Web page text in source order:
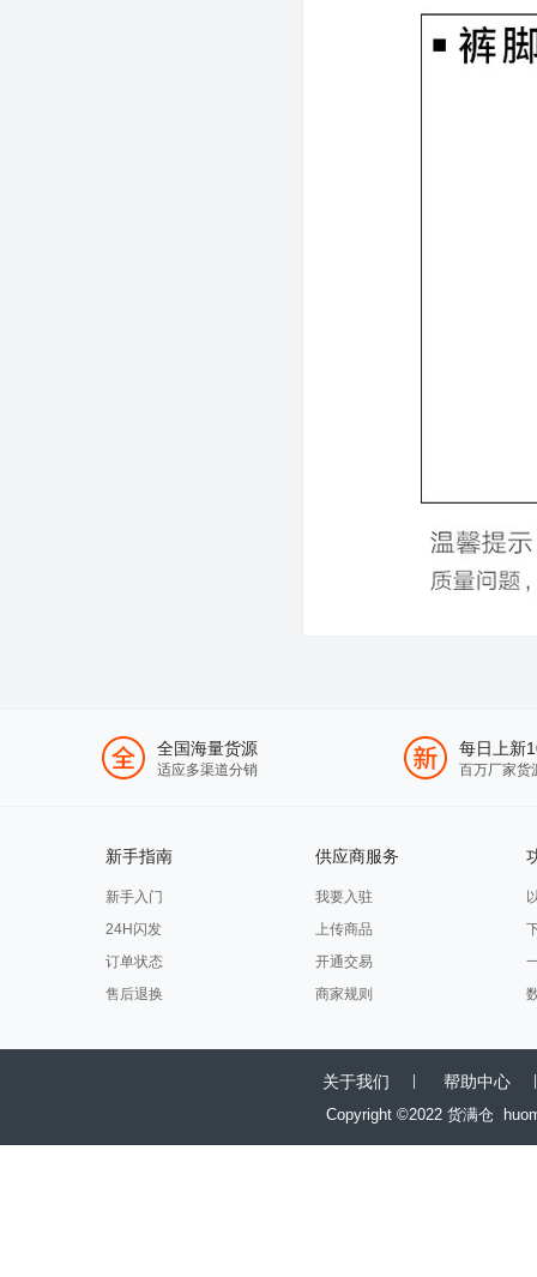
全国海量货源
适应多渠道分销
每日上新
百万厂家货
新手指南
新手入门
24H闪发
订单状态
售后退换
供应商服务
我要入驻
上传商品
开通交易
商家规则
关于我们 帮助中心
Copyright ©2022 货满仓